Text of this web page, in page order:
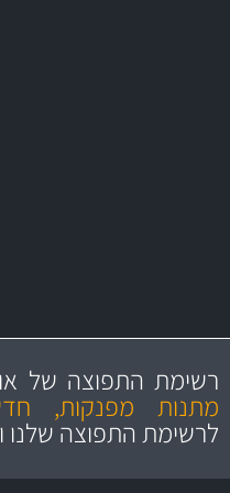
מקצועיות
ושירות מצויין
רשימת התפוצה של
מתנות מפנקות,
לרשימת התפוצה שלנו